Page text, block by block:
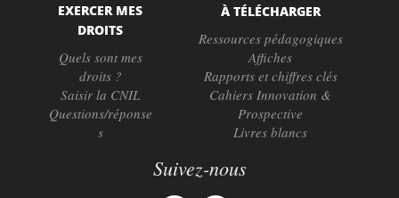
EXERCER MES
DROITS
Quels sont mes
droits ?
Saisir la CNIL
Questions/réponse
s
À TÉLÉCHARGER
Ressources pédagogiques
Affiches
Rapports et chiffres clés
Cahiers Innovation &
Prospective
Livres blancs
Suivez-nous